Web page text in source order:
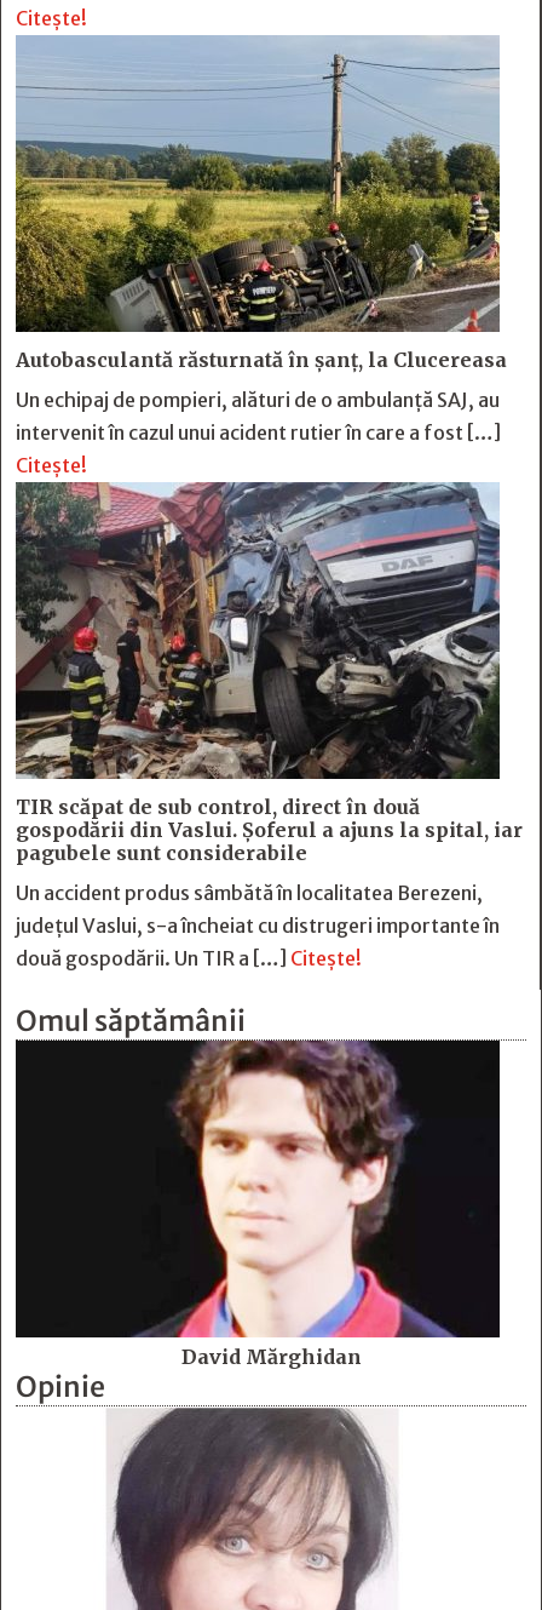
Citește!
Autobasculantă răsturnată în șanț, la Clucereasa
Un echipaj de pompieri, alături de o ambulanță SAJ, au
intervenit în cazul unui acident rutier în care a fost […]
Citește!
TIR scăpat de sub control, direct în două
gospodării din Vaslui. Șoferul a ajuns la spital, iar
pagubele sunt considerabile
Un accident produs sâmbătă în localitatea Berezeni,
județul Vaslui, s-a încheiat cu distrugeri importante în
două gospodării. Un TIR a […] Citește!
Omul săptămânii
David Mărghidan
Opinie